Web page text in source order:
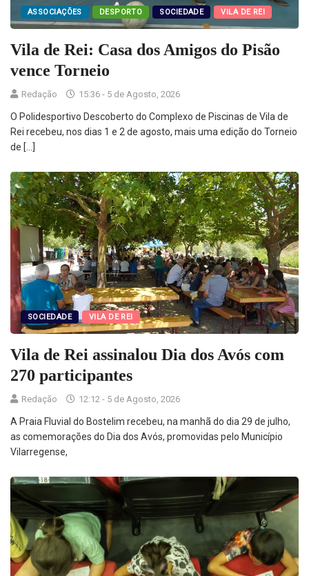
ASSOCIAÇÕES DESPORTO SOCIEDADE VILA DE REI
Vila de Rei: Casa dos Amigos do Pisão
vence Torneio
Redação 15:36 - 5 de Agosto, 2026
O Polidesportivo Descoberto do Complexo de Piscinas de Vila de
Rei recebeu, nos dias 1 e 2 de agosto, mais uma edição do Torneio
de […]
SOCIEDADE VILA DE REI
Vila de Rei assinalou Dia dos Avós com
270 participantes
Redação 12:12 - 5 de Agosto, 2026
A Praia Fluvial do Bostelim recebeu, na manhã do dia 29 de julho,
as comemorações do Dia dos Avós, promovidas pelo Município
Vilarregense,